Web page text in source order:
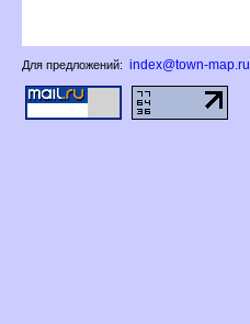
Для предложений: index@town-map.ru